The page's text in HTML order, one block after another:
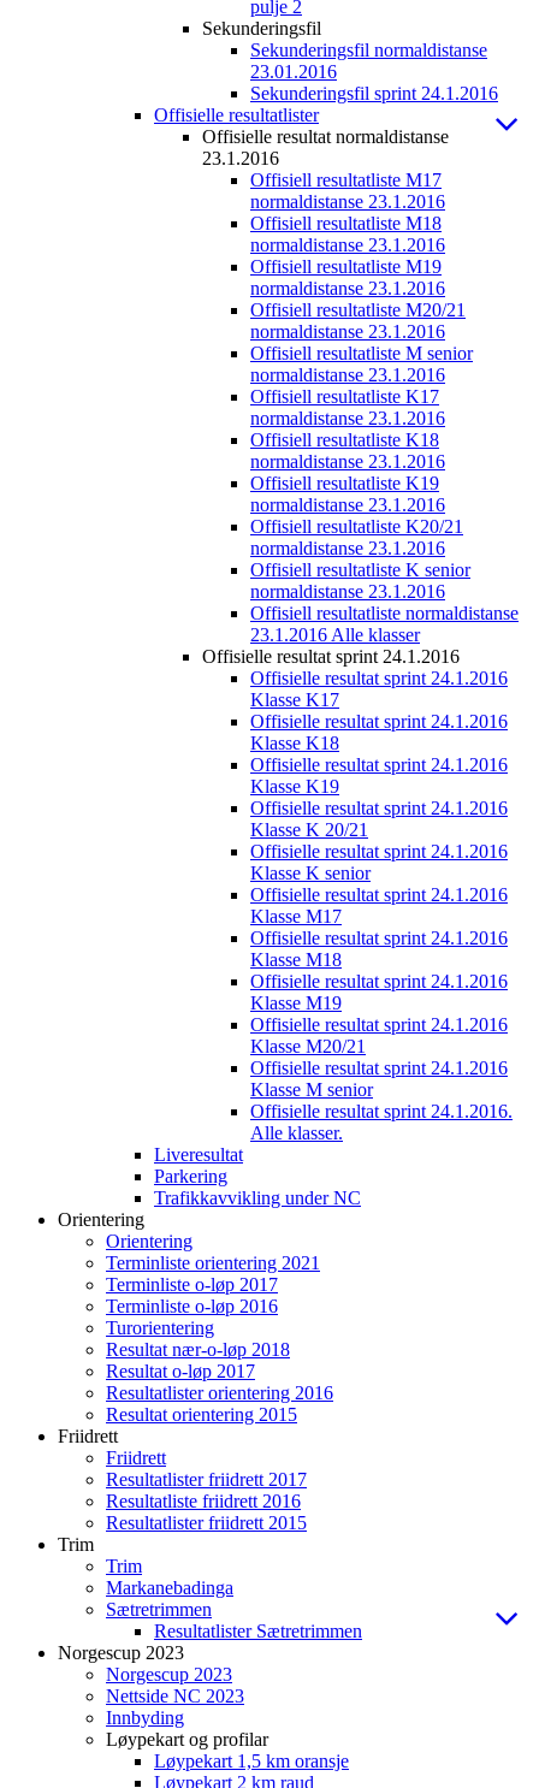
pulje 2
Sekunderingsfil
Sekunderingsfil normaldistanse
23.01.2016
Sekunderingsfil sprint 24.1.2016
Offisielle resultatlister
Offisielle resultat normaldistanse
23.1.2016
Offisiell resultatliste M17
normaldistanse 23.1.2016
Offisiell resultatliste M18
normaldistanse 23.1.2016
Offisiell resultatliste M19
normaldistanse 23.1.2016
Offisiell resultatliste M20/21
normaldistanse 23.1.2016
Offisiell resultatliste M senior
normaldistanse 23.1.2016
Offisiell resultatliste K17
normaldistanse 23.1.2016
Offisiell resultatliste K18
normaldistanse 23.1.2016
Offisiell resultatliste K19
normaldistanse 23.1.2016
Offisiell resultatliste K20/21
normaldistanse 23.1.2016
Offisiell resultatliste K senior
normaldistanse 23.1.2016
Offisiell resultatliste normaldistanse
23.1.2016 Alle klasser
Offisielle resultat sprint 24.1.2016
Offisielle resultat sprint 24.1.2016
Klasse K17
Offisielle resultat sprint 24.1.2016
Klasse K18
Offisielle resultat sprint 24.1.2016
Klasse K19
Offisielle resultat sprint 24.1.2016
Klasse K 20/21
Offisielle resultat sprint 24.1.2016
Klasse K senior
Offisielle resultat sprint 24.1.2016
Klasse M17
Offisielle resultat sprint 24.1.2016
Klasse M18
Offisielle resultat sprint 24.1.2016
Klasse M19
Offisielle resultat sprint 24.1.2016
Klasse M20/21
Offisielle resultat sprint 24.1.2016
Klasse M senior
Offisielle resultat sprint 24.1.2016.
Alle klasser.
Liveresultat
Parkering
Trafikkavvikling under NC
Orientering
Orientering
Terminliste orientering 2021
Terminliste o-løp 2017
Terminliste o-løp 2016
Turorientering
Resultat nær-o-løp 2018
Resultat o-løp 2017
Resultatlister orientering 2016
Resultat orientering 2015
Friidrett
Friidrett
Resultatlister friidrett 2017
Resultatliste friidrett 2016
Resultatlister friidrett 2015
Trim
Trim
Markanebadinga
Sætretrimmen
Resultatlister Sætretrimmen
Norgescup 2023
Norgescup 2023
Nettside NC 2023
Innbyding
Løypekart og profilar
Løypekart 1,5 km oransje
Løypekart 2 km raud